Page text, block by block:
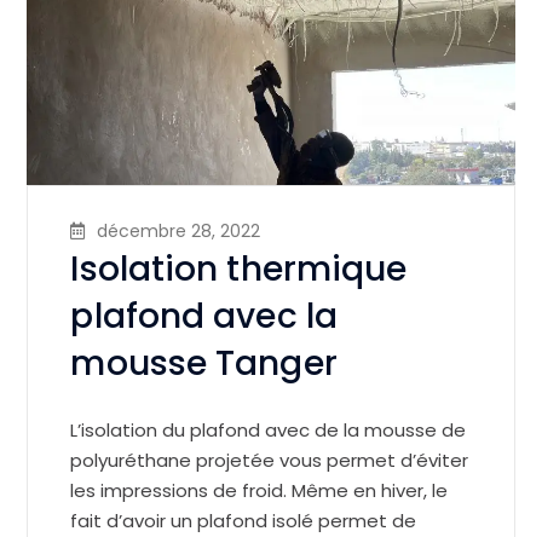
décembre 28, 2022
Isolation thermique
plafond avec la
mousse Tanger
L’isolation du plafond avec de la mousse de
polyuréthane projetée vous permet d’éviter
les impressions de froid. Même en hiver, le
fait d’avoir un plafond isolé permet de